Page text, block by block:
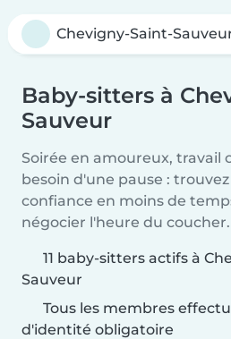
Baby-sitters à
Sauveur
Soirée en amoureux, travail
besoin d'une pause :
confiance en moins de
négocier l'heure du coucher.
11 baby-sitters actifs à
Sauveur
Tous les membres
d'identité obligatoire